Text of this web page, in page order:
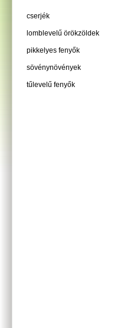
cserjék
lomblevelű örökzöldek
pikkelyes fenyők
sövénynövények
tűlevelű fenyők